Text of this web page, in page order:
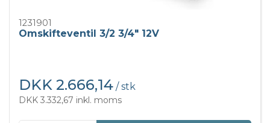
1231901
Omskifteventil 3/2 3/4" 12V
DKK 2.666,14 / stk
DKK 3.332,67 inkl. moms